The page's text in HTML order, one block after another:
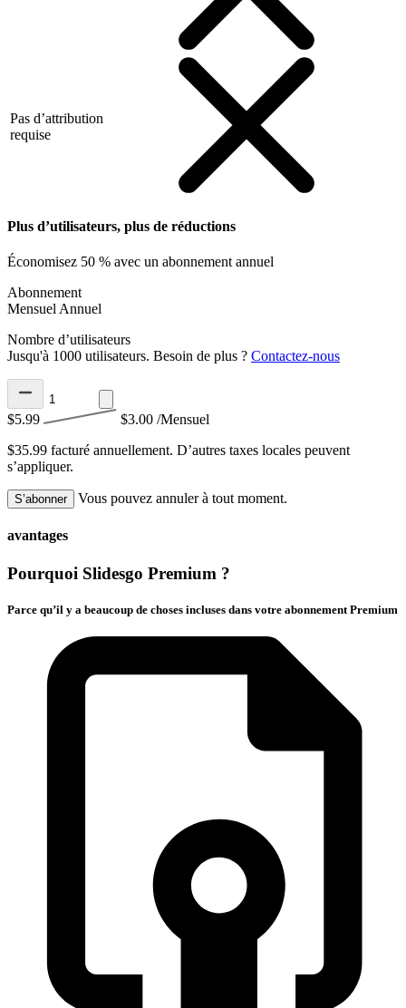
Pas d’attribution
requise
Plus d’utilisateurs, plus de réductions
Économisez 50 % avec un abonnement annuel
Abonnement
Mensuel Annuel
Nombre d’utilisateurs
Jusqu'à 1000 utilisateurs. Besoin de plus ? Contactez-nous
$5.99 $3.00 /Mensuel
$35.99 facturé annuellement. D’autres taxes locales peuvent
s’appliquer.
S’abonner Vous pouvez annuler à tout moment.
avantages
Pourquoi Slidesgo Premium ?
Parce qu’il y a beaucoup de choses incluses dans votre abonnement Premium